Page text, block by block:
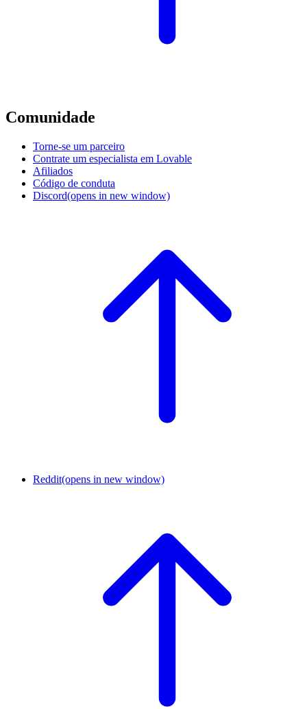
Comunidade
Torne-se um parceiro
Contrate um especialista em Lovable
Afiliados
Código de conduta
Discord(opens in new window)
Reddit(opens in new window)